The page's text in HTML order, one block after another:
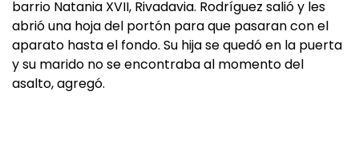
barrio Natania XVII, Rivadavia. Rodríguez salió y les
abrió una hoja del portón para que pasaran con el
aparato hasta el fondo. Su hija se quedó en la puerta
y su marido no se encontraba al momento del
asalto, agregó.